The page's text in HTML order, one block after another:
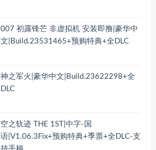
007 初露锋芒 非虚拟机 安装即撸|豪华中
文|Build.23531465+预购特典+全DLC
神之军火|豪华中文|Build.23622298+全
DLC
空之轨迹 THE 1ST|中字-国
语|V1.06.3Fix+预购特典+季票+全DLC-支